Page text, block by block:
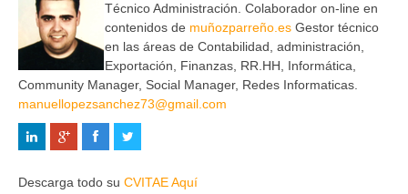
Técnico Administración. Colaborador on-line en
contenidos de muñozparreño.es Gestor técnico
en las áreas de Contabilidad, administración,
Exportación, Finanzas, RR.HH, Informática,
Community Manager, Social Manager, Redes Informaticas.
manuellopezsanchez73@gmail.com
Descarga todo su CVITAE Aquí